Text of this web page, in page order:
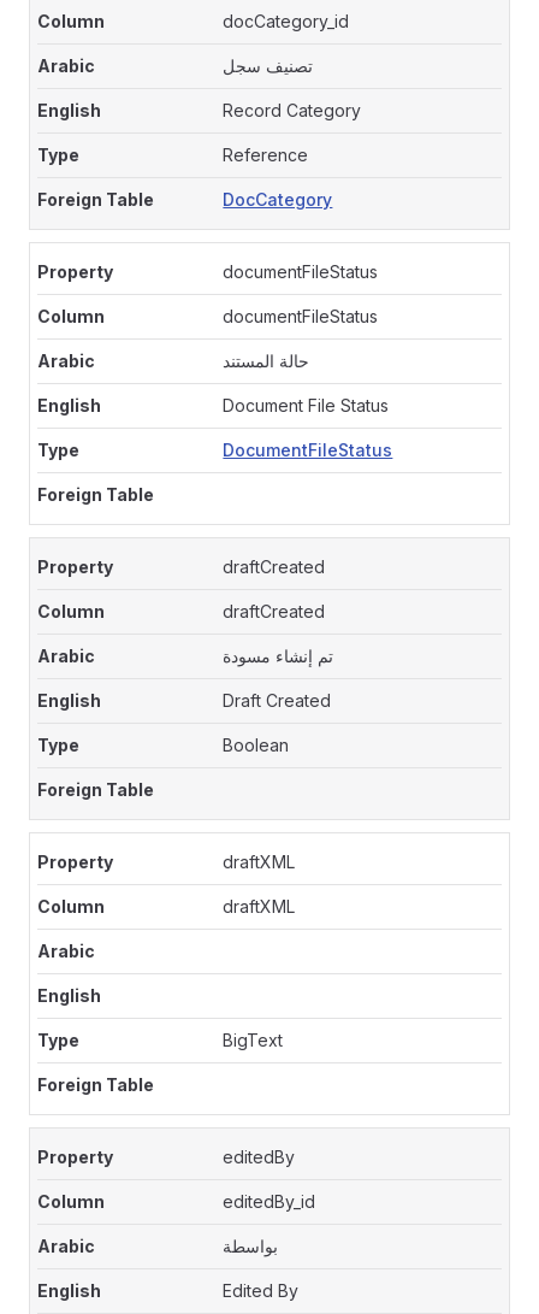
docCategory_id
تصنيف سجل
Record Category
Reference
DocCategory
documentFileStatus
documentFileStatus
حالة المستند
Document File Status
DocumentFileStatus
draftCreated
draftCreated
تم إنشاء مسودة
Draft Created
Boolean
draftXML
draftXML
BigText
editedBy
editedBy_id
بواسطة
Edited By